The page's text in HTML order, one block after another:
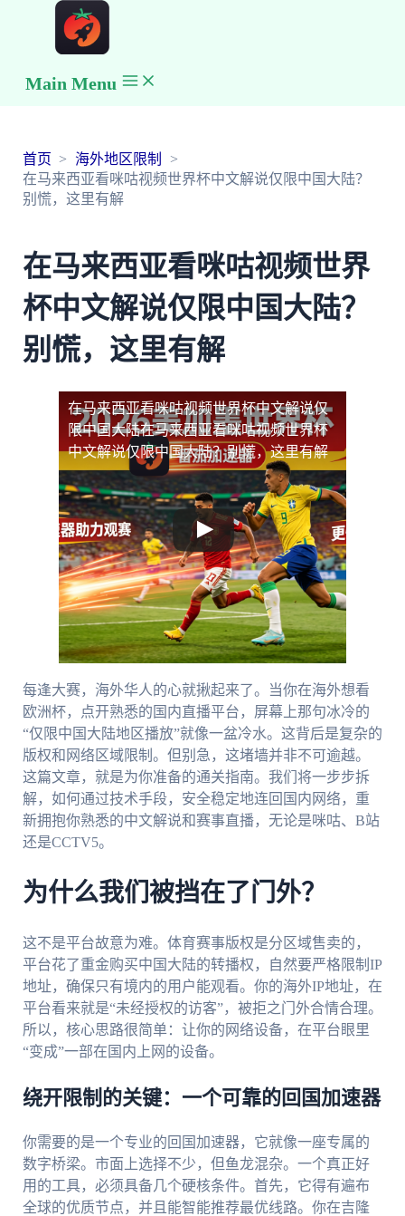
Main Menu
首页
海外地区限制
在马来西亚看咪咕视频世界杯中文解说仅限中国大陆？
别慌，这里有解
在马来西亚看咪咕视频世界
杯中文解说仅限中国大陆？
别慌，这里有解
在马来西亚看咪咕视频世界杯中文解说仅
限中国大陆在马来西亚看咪咕视频世界杯
中文解说仅限中国大陆？别慌，这里有解
每逢大赛，海外华人的心就揪起来了。当你在海外想看
欧洲杯，点开熟悉的国内直播平台，屏幕上那句冰冷的
“仅限中国大陆地区播放”就像一盆冷水。这背后是复杂的
版权和网络区域限制。但别急，这堵墙并非不可逾越。
这篇文章，就是为你准备的通关指南。我们将一步步拆
解，如何通过技术手段，安全稳定地连回国内网络，重
新拥抱你熟悉的中文解说和赛事直播，无论是咪咕、B站
还是CCTV5。
为什么我们被挡在了门外？
这不是平台故意为难。体育赛事版权是分区域售卖的，
平台花了重金购买中国大陆的转播权，自然要严格限制IP
地址，确保只有境内的用户能观看。你的海外IP地址，在
平台看来就是“未经授权的访客”，被拒之门外合情合理。
所以，核心思路很简单：让你的网络设备，在平台眼里
“变成”一部在国内上网的设备。
绕开限制的关键：一个可靠的回国加速器
你需要的是一个专业的回国加速器，它就像一座专属的
数字桥梁。市面上选择不少，但鱼龙混杂。一个真正好
用的工具，必须具备几个硬核条件。首先，它得有遍布
全球的优质节点，并且能智能推荐最优线路。你在吉隆